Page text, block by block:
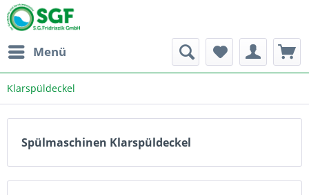
Menü
Klarspüldeckel
Spülmaschinen Klarspüldeckel